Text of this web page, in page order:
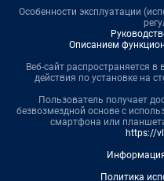
Особенности эксплуатации
Описанием
Веб-сайт распространяется в
действия по установке на
Пользователь получает
безвозмездной основе с
смартфона или
https://
Политика